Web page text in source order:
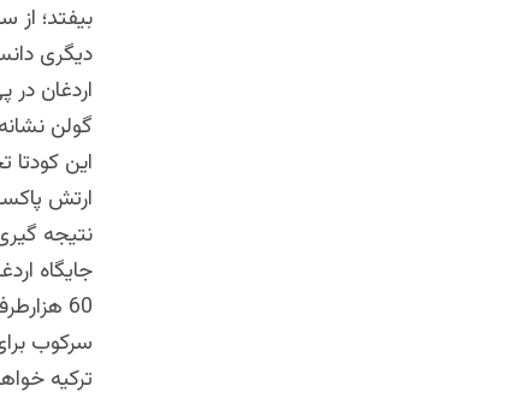
بیفتد؛ از
دیگری
اردغان در
گولن
این
ارتش
نتیجه
جایگاه
60
سرکوب
ترکیه